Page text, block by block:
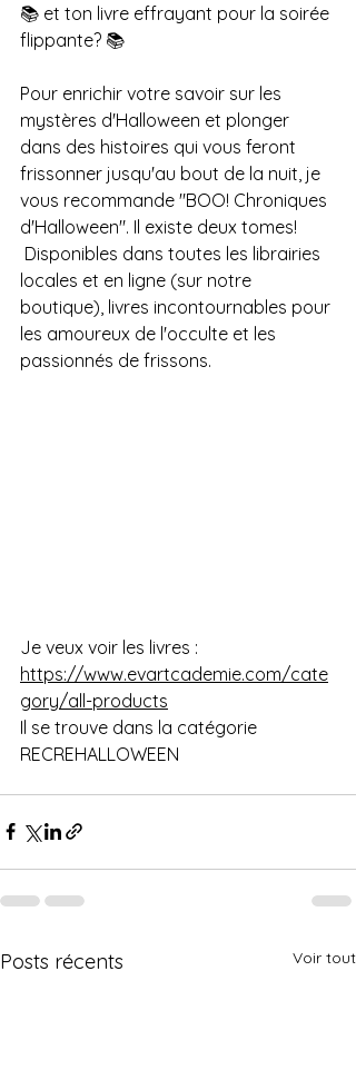
📚 et ton livre effrayant pour la soirée
flippante? 📚
Pour enrichir votre savoir sur les
mystères d'Halloween et plonger
dans des histoires qui vous feront
frissonner jusqu'au bout de la nuit, je
vous recommande "BOO! Chroniques
d'Halloween". Il existe deux tomes!
locales et en ligne (sur notre
boutique), livres incontournables pour
les amoureux de l'occulte et les
passionnés de frissons.
Je veux voir les livres :
https://www.evartcademie.com/cate
gory/all-products
Il se trouve dans la catégorie
RECREHALLOWEEN
Posts récents Voir tout